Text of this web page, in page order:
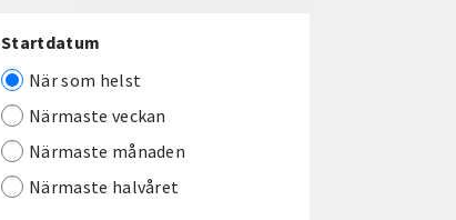
Startdatum
När som helst
Närmaste veckan
Närmaste månaden
Närmaste halvåret